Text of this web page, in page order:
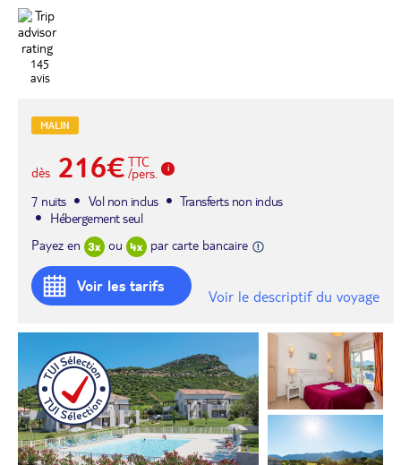
145
avis
MALIN
dès 216€ TTC
/pers.
7 nuits
Vol non inclus
Transferts non inclus
Hébergement seul
Payez en
ou par carte bancaire
Voir les tarifs
Voir le descriptif du voyage